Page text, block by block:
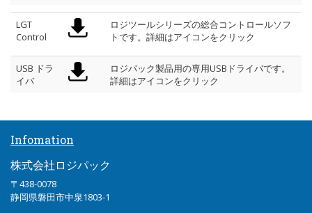
LGT
Control
ロジツールシリーズの総合コントロールソフ
トです。詳細はアイコンをクリック
USB ドラ
イバ
ロジパック製品用の専用USBドライバです。
詳細はアイコンをクリック
Infomation
株式会社ロジパック
〒438-0078
静岡県磐田市中泉1803-1